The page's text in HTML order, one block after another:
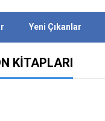
Yeni Çıkanlar
KITAPLARI